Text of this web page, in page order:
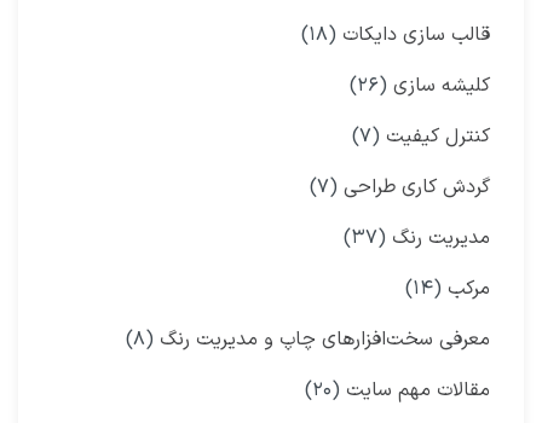
قالب سازی دایکات (۱۸)
کلیشه سازی (۲۶)
کنترل کیفیت (۷)
گردش کاری طراحی (۷)
مدیریت رنگ (۳۷)
مرکب (۱۴)
معرفی سخت‌افزارهای چاپ و مدیریت رنگ (۸)
مقالات مهم سایت (۲۰)